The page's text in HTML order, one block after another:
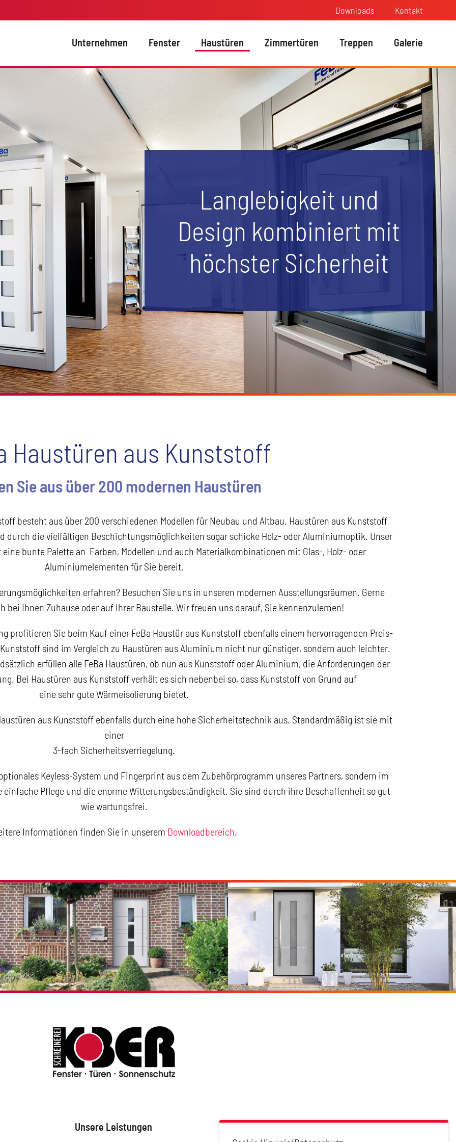
Downloads Kontakt
Unternehmen Fenster Haustüren
Haustüren aus Aluminium
Haustüren aus Kunststoff
Haustür-Konfigurator
Zimmertüren Treppen Galerie
Langlebigkeit und
Design kombiniert mit
höchster Sicherheit
Haustüren aus Kunststoff
Sie aus über 200 modernen Haustüren
besteht aus über 200 verschiedenen Modellen für Neubau und Altbau. Haustüren aus Kunststoff
durch die vielfältigen Beschichtungsmöglichkeiten sogar schicke Holz- oder Aluminiumoptik. Unser
eine bunte Palette an Farben, Modellen und auch Materialkombinationen mit Glas-, Holz- oder
Aluminiumelementen für Sie bereit.
erfahren? Besuchen Sie uns in unseren modernen Ausstellungsräumen. Gerne
bei Ihnen Zuhause oder auf Ihrer Baustelle. Wir freuen uns darauf, Sie kennenzulernen!
profitieren Sie beim Kauf einer FeBa Haustür aus Kunststoff ebenfalls einem hervorragenden Preis-
sind im Vergleich zu Haustüren aus Aluminium nicht nur günstiger, sondern auch leichter.
erfüllen alle FeBa Haustüren, ob nun aus Kunststoff oder Aluminium, die Anforderungen der
Bei Haustüren aus Kunststoff verhält es sich nebenbei so, dass Kunststoff von Grund auf
eine sehr gute Wärmeisolierung bietet.
aus Kunststoff ebenfalls durch eine hohe Sicherheitstechnik aus. Standardmäßig ist sie mit
einer
3-fach Sicherheitsverriegelung.
Keyless-System und Fingerprint aus dem Zubehörprogramm unseres Partners, sondern im
Pflege und die enorme Witterungsbeständigkeit. Sie sind durch ihre Beschaffenheit so gut
wie wartungsfrei.
Informationen finden Sie in unserem Downloadbereich
Unsere Leistungen
Schreinerei Kober GmbH & Co.KG